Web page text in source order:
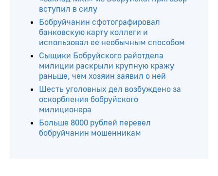
Читайте ещё
Больше 20 лет на двоих получили
«закладчики» из Бобруйска: приговор
вступил в силу
Бобруйчанин сфотографировал
банковскую карту коллеги и
использовал ее необычным способом
Сыщики Бобруйского райотдела
милиции раскрыли крупную кражу